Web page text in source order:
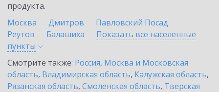
продукта.
Москва
Дмитров
Павловский Посад
Реутов
Балашиха
Показать все населенные
пункты
Смотрите также: Россия, Москва и Московская
область, Владимирская область, Калужская область,
Рязанская область, Смоленская область, Тверская